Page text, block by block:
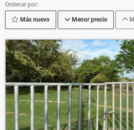
Ordenar por:
Más nuevo Menor precio